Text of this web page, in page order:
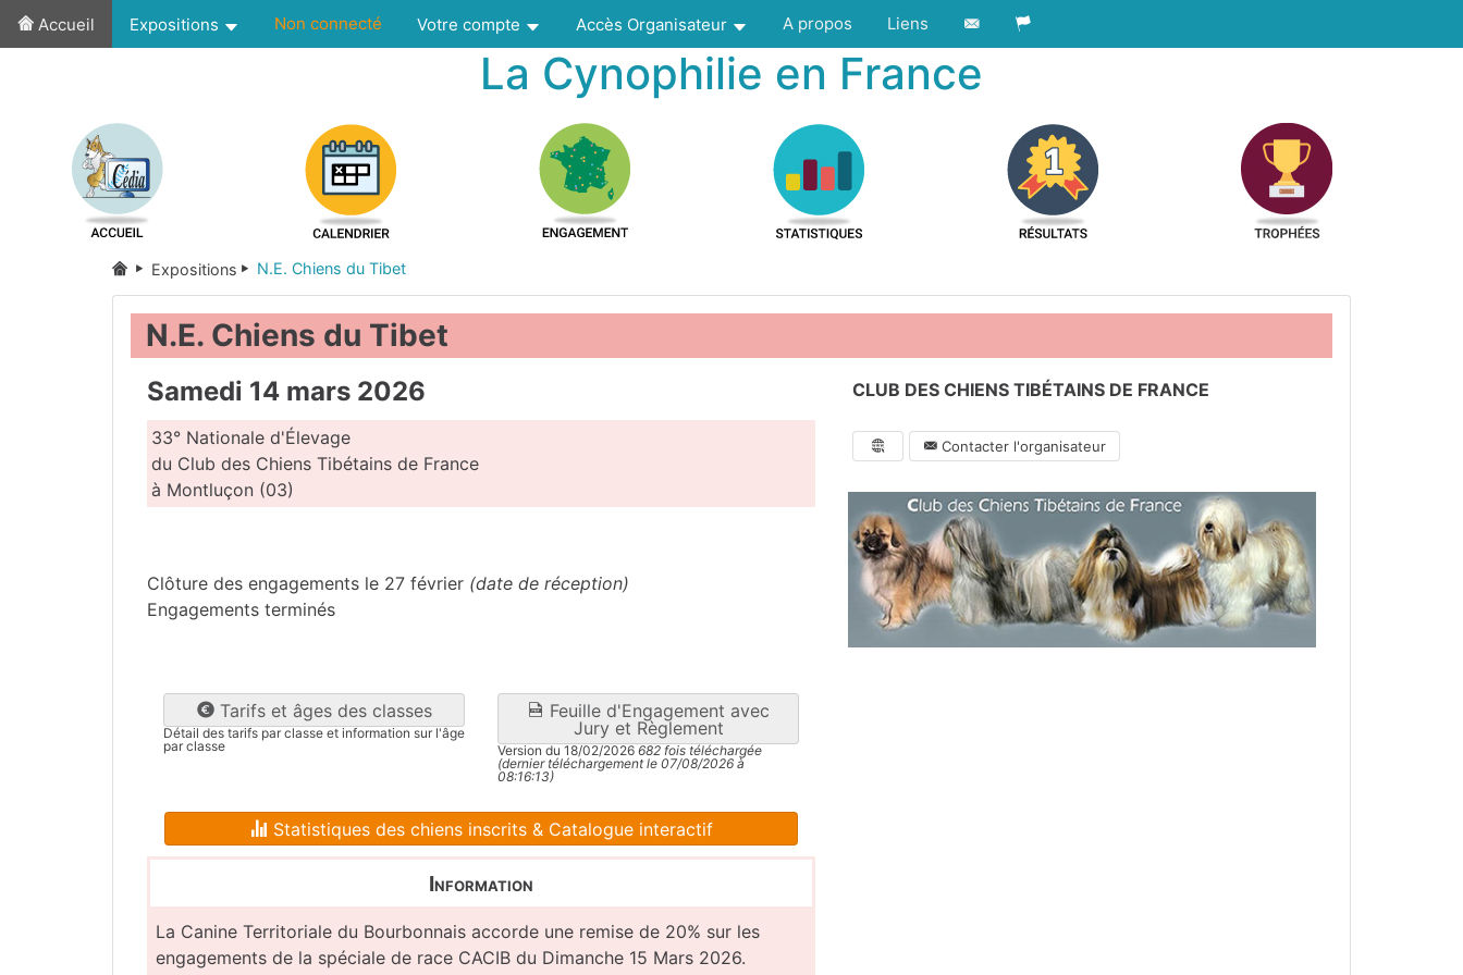
Accueil Expositions Non connecté Votre compte Accès Organisateur A propos Liens
La Cynophilie en France
Expositions N.E. Chiens du Tibet
N.E. Chiens du Tibet
Samedi 14 mars 2026
33° Nationale d'Élevage
du Club des Chiens Tibétains de France
à Montluçon (03)
Clôture des engagements le 27 février (date de réception)
Engagements terminés
Tarifs et âges des classes
Détail des tarifs par classe et information sur l'âge
par classe
Feuille d'Engagement avec
Jury et Règlement
Version du 18/02/2026 682 fois téléchargée
(dernier téléchargement le 07/08/2026 à
08:16:13)
Statistiques des chiens inscrits & Catalogue interactif
Information
La Canine Territoriale du Bourbonnais accorde une remise de 20% sur les
engagements de la spéciale de race CACIB du Dimanche 15 Mars 2026.
CLUB DES CHIENS TIBÉTAINS DE FRANCE
Contacter l'organisateur